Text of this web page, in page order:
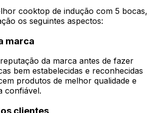
cooktop de indução com 5 bocas,
os seguintes aspectos:
marca
da marca antes de fazer
bem estabelecidas e reconhecidas
produtos de melhor qualidade e
confiável.